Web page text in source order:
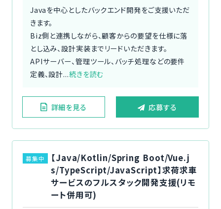
Javaを中心としたバックエンド開発をご支援いただ
きます。
Biz側と連携しながら、顧客からの要望を仕様に落
とし込み、設計実装までリードいただきます。
APIサーバー、管理ツール、バッチ処理などの要件
定義、設計...続きを読む
詳細を見る 応募する
募集中
【Java/Kotlin/Spring Boot/Vue.j
s/TypeScript/JavaScript】求荷求車
サービスのフルスタック開発支援(リモ
ート併用可)